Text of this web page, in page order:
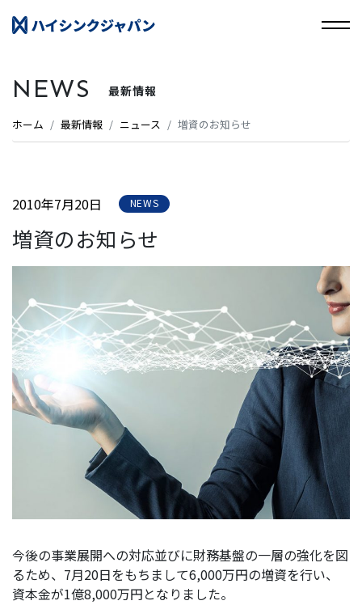
NEWS 最新情報
ホーム 最新情報 ニュース 増資のお知らせ
2010年7月20日 NEWS
増資のお知らせ
今後の事業展開への対応並びに財務基盤の一層の強化を図
るため、7月20日をもちまして6,000万円の増資を行い、
資本金が1億8,000万円となりました。